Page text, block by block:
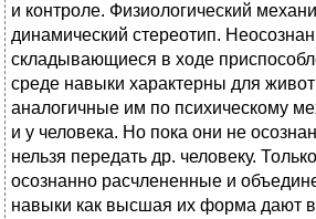
и контроле. Физиологический
динамический стереотип.
складывающиеся в ходе
среде навыки характерны для
аналогичные им по психическому
и у человека. Но пока они не
нельзя передать др. человеку.
осознанно расчлененные и
навыки как высшая их форма дают